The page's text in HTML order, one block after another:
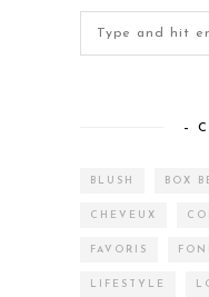
–
BLUSH BOX
CHEVEUX
FAVORIS
LIFESTYLE